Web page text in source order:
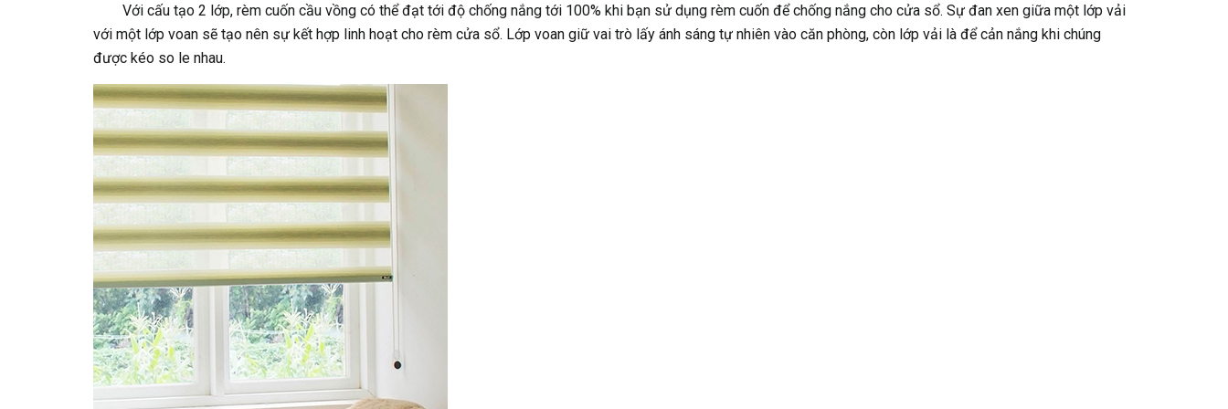
Với cấu tạo 2 lớp, rèm cuốn cầu vồng có thể đạt tới độ chống nắng tới 100% khi bạn sử dụng rèm cuốn để chống nắng cho cửa sổ. Sự đan xen giữa một lớp vải
với một lớp voan sẽ tạo nên sự kết hợp linh hoạt cho rèm cửa sổ. Lớp voan giữ vai trò lấy ánh sáng tự nhiên vào căn phòng, còn lớp vải là để cản nắng khi chúng
được kéo so le nhau.